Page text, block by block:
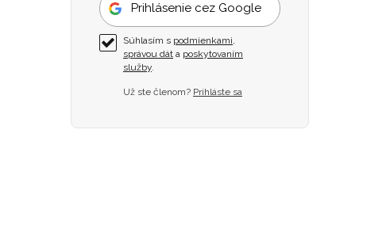
Prihlásenie cez Google
Súhlasím s podmienkami,
správou dát a poskytovaním
služby.
Už ste členom? Prihláste sa